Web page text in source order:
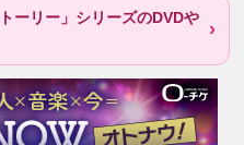
ーリー」シリーズのDVDや